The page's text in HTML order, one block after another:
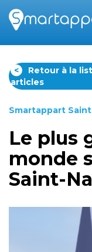
<
Retour à la
articles
Smartappart
Le plus
monde
Saint-